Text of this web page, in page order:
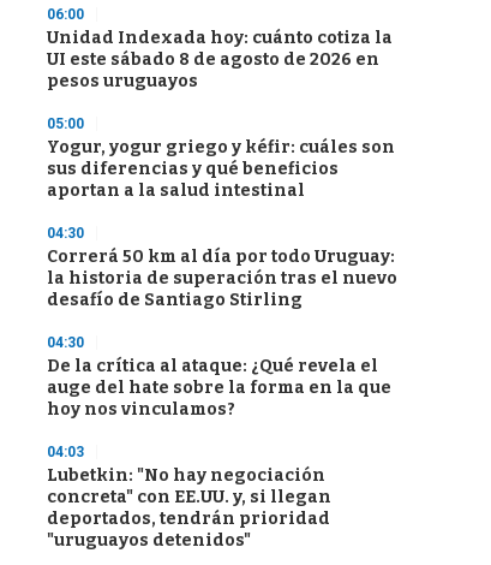
06:00
Unidad Indexada hoy: cuánto cotiza la
UI este sábado 8 de agosto de 2026 en
pesos uruguayos
05:00
Yogur, yogur griego y kéfir: cuáles son
sus diferencias y qué beneficios
aportan a la salud intestinal
04:30
Correrá 50 km al día por todo Uruguay:
la historia de superación tras el nuevo
desafío de Santiago Stirling
04:30
De la crítica al ataque: ¿Qué revela el
auge del hate sobre la forma en la que
hoy nos vinculamos?
04:03
Lubetkin: "No hay negociación
concreta" con EE.UU. y, si llegan
deportados, tendrán prioridad
"uruguayos detenidos"